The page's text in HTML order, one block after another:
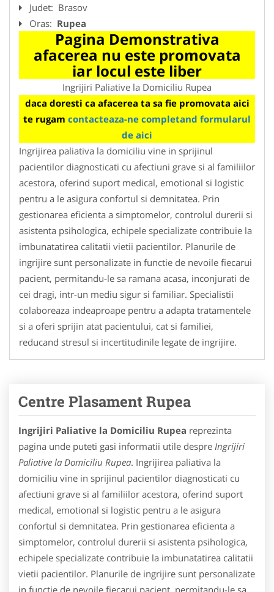
Judet: Brasov
Oras: Rupea
Pagina Demonstrativa
afacerea nu este promovata
iar locul este liber
Ingrijiri Paliative la Domiciliu Rupea
daca doresti ca afacerea ta sa fie promovata aici
te rugam contacteaza-ne completand formularul
de aici
Ingrijirea paliativa la domiciliu vine in sprijinul
pacientilor diagnosticati cu afectiuni grave si al familiilor
acestora, oferind suport medical, emotional si logistic
pentru a le asigura confortul si demnitatea. Prin
gestionarea eficienta a simptomelor, controlul durerii si
asistenta psihologica, echipele specializate contribuie la
imbunatatirea calitatii vietii pacientilor. Planurile de
ingrijire sunt personalizate in functie de nevoile fiecarui
pacient, permitandu-le sa ramana acasa, inconjurati de
cei dragi, intr-un mediu sigur si familiar. Specialistii
colaboreaza indeaproape pentru a adapta tratamentele
si a oferi sprijin atat pacientului, cat si familiei,
reducand stresul si incertitudinile legate de ingrijire.
Centre Plasament Rupea
Ingrijiri Paliative la Domiciliu Rupea reprezinta
pagina unde puteti gasi informatii utile despre Ingrijiri
Paliative la Domiciliu Rupea. Ingrijirea paliativa la
domiciliu vine in sprijinul pacientilor diagnosticati cu
afectiuni grave si al familiilor acestora, oferind suport
medical, emotional si logistic pentru a le asigura
confortul si demnitatea. Prin gestionarea eficienta a
simptomelor, controlul durerii si asistenta psihologica,
echipele specializate contribuie la imbunatatirea calitatii
vietii pacientilor. Planurile de ingrijire sunt personalizate
in functie de nevoile fiecarui pacient, permitandu-le sa